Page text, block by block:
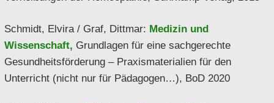
Schmidt, Elvira / Graf, Dittmar: Medizin und
Wissenschaft, Grundlagen für eine sachgerechte
Gesundheitsförderung – Praxismaterialien für den
Unterricht (nicht nur für Pädagogen…), BoD 2020